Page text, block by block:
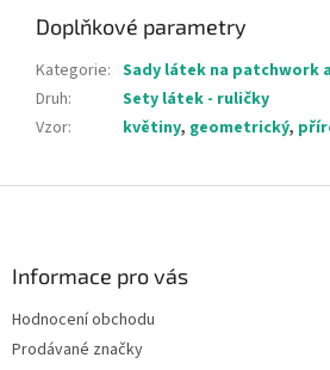
Doplňkové parametry
Kategorie: Sady látek na patchwork
Druh:
Sety látek - ruličky
Vzor: květiny, geometrický,
Informace pro vás
Hodnocení obchodu
Prodávané značky